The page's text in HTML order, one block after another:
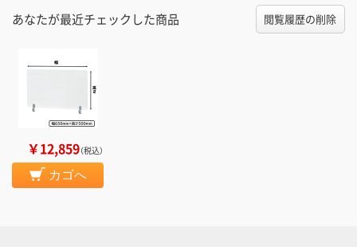
あなたが最近チェックした商品 閲覧履歴の削除
￥12,859（税込）
カゴへ